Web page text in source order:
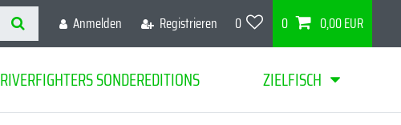
Anmelden Registrieren 0 0 0,00 EUR
RIVERFIGHTERS SONDEREDITIONS ZIELFISCH